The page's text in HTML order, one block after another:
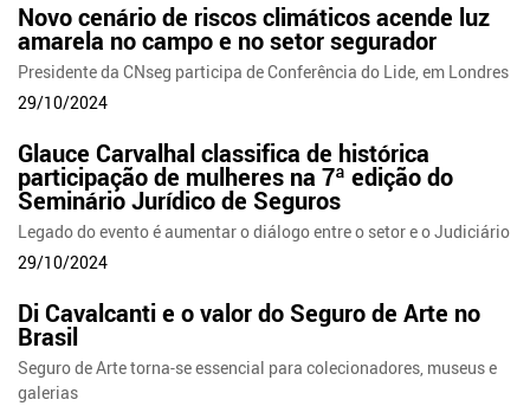
Novo cenário de riscos climáticos acende luz
amarela no campo e no setor segurador
Presidente da CNseg participa de Conferência do Lide, em Londres
29/10/2024
Glauce Carvalhal classifica de histórica
participação de mulheres na 7ª edição do
Seminário Jurídico de Seguros
Legado do evento é aumentar o diálogo entre o setor e o Judiciário
29/10/2024
Di Cavalcanti e o valor do Seguro de Arte no
Brasil
Seguro de Arte torna-se essencial para colecionadores, museus e
galerias